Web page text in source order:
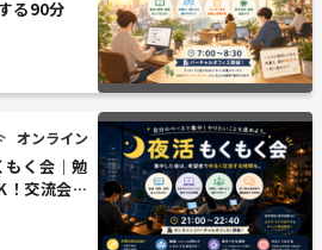
る90分
オンライン
く会｜勉
！交流会あ